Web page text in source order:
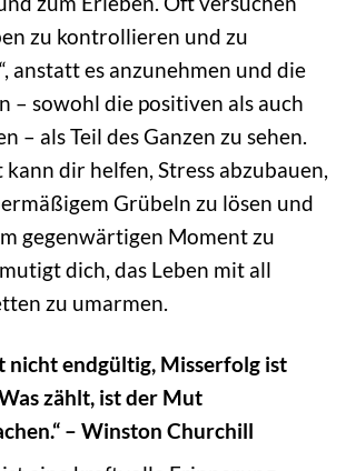
zu kontrollieren und zu
anstatt es anzunehmen und die
– sowohl die positiven als auch
– als Teil des Ganzen zu sehen.
kann dir helfen, Stress abzubauen,
Grübeln zu lösen und
gegenwärtigen Moment zu
dich, das Leben mit all
zu umarmen.
nicht endgültig, Misserfolg ist
zählt, ist der Mut
– Winston Churchill